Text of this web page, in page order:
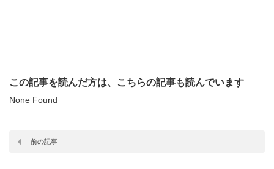
この記事を読んだ方は、こちらの記事も読んでいます
None Found
前の記事